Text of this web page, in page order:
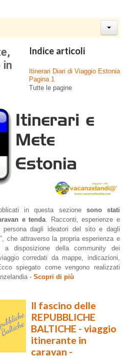
Indice articoli
Itinerari Diari di Viaggio Estonia
Pagina 1
Tutte le pagine
in
in questa sezione sono stati
e tenda . Racconti, esperienze e
dagli ideatori del sito e dagli
che attraverso la propria esperienza e
a disposizione della community dei
corredati da mappe, indicazioni,
spiegato come vengono realizzati
- Scopri di più
Il fascino delle
REPUBBLICHE
BALTICHE - viaggio
itinerante in
caravan -